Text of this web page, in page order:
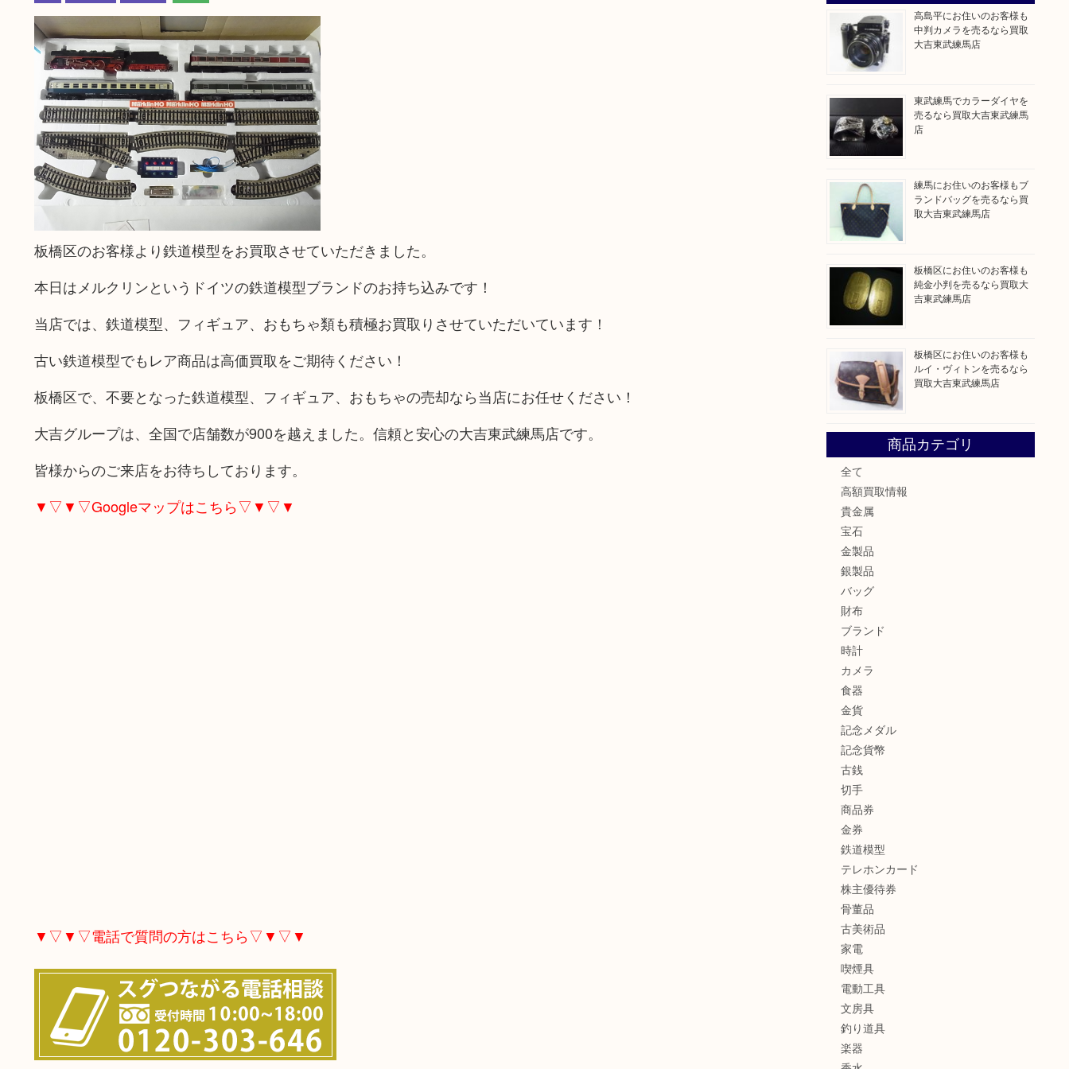
板橋区のお客様より鉄道模型をお買取させていただきました。
本日はメルクリンというドイツの鉄道模型ブランドのお持ち込みです！
当店では、鉄道模型、フィギュア、おもちゃ類も積極お買取りさせていただいています！
古い鉄道模型でもレア商品は高価買取をご期待ください！
板橋区で、不要となった鉄道模型、フィギュア、おもちゃの売却なら当店にお任せください！
大吉グループは、全国で店舗数が900を越えました。信頼と安心の大吉東武練馬店です。
皆様からのご来店をお待ちしております。
▼▽▼▽Googleマップはこちら▽▼▽▼
▼▽▼▽電話で質問の方はこちら▽▼▽▼
高島平にお住いのお客様も
中判カメラを売るなら買取
大吉東武練馬店
東武練馬でカラーダイヤを
売るなら買取大吉東武練馬
店
練馬にお住いのお客様もブ
ランドバッグを売るなら買
取大吉東武練馬店
板橋区にお住いのお客様も
純金小判を売るなら買取大
吉東武練馬店
板橋区にお住いのお客様も
ルイ・ヴィトンを売るなら
買取大吉東武練馬店
商品カテゴリ
全て
高額買取情報
貴金属
宝石
金製品
銀製品
バッグ
財布
ブランド
時計
カメラ
食器
金貨
記念メダル
記念貨幣
古銭
切手
商品券
金券
鉄道模型
テレホンカード
株主優待券
骨董品
古美術品
家電
喫煙具
電動工具
文房具
釣り道具
楽器